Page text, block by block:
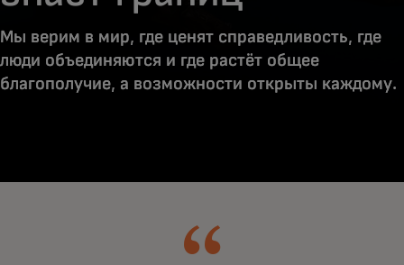
Мы верим в мир, где ценят справедливость, где
люди объединяются и где растёт общее
благополучие, а возможности открыты каждому.